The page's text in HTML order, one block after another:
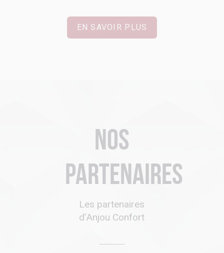
EN SAVOIR PLUS
Nos
partenaires
Les partenaires
d’Anjou Confort